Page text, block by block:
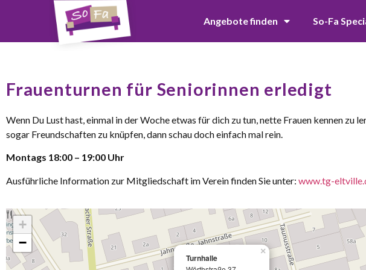
Angebote finden So-Fa
Frauenturnen für Seniorinnen erledigt
Wenn Du Lust hast, einmal in der Woche etwas für dich zu tun, nette Frauen kennen zu
sogar Freundschaften zu knüpfen, dann schau doch einfach mal rein.
Montags 18:00 – 19:00 Uhr
Ausführliche Information zur Mitgliedschaft im Verein finden Sie unter: www.tg-
Turnhalle
×
+
−